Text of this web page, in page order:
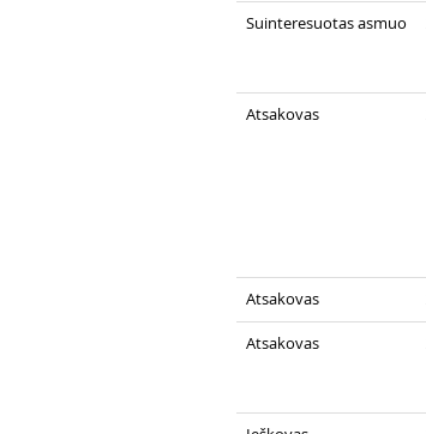
Suinteresuotas asmuo
Atsakovas
Atsakovas
Atsakovas